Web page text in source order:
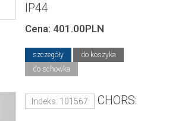
IP44
Cena: 401.00PLN
szczegóły
do koszyka
do schowka
Indeks: 101567 CHORS: